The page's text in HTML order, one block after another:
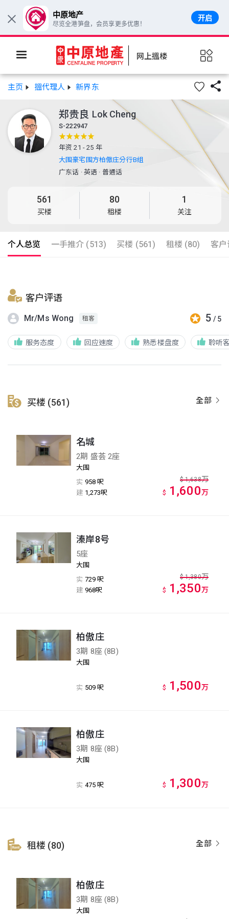
网上搵楼
主页 搵代理人 新界东 
郑贵良 Lok Cheng
S-222947
年资 21 - 25 年
大围豪宅围方柏傲庄分行B组
广东话 ·英语 · 普通话
561
买楼
80
租楼
1
关注
个人总览 一手推介 (513) 买楼 (561) 租楼 (80) 客
客户评语
Mr/Ms Wong 租客 5 / 5
服务态度 回应速度 熟悉楼盘度 聆听
全部
买楼 (561)
名城
2期 盛荟 2座
大围
实 958 呎
建 1,273呎
$ 1,638万
$ 1,600万
溱岸8号
5座
大围
实 729 呎
建 968呎
$ 1,380万
$ 1,350万
柏傲庄
3期 8座 (8B)
大围
实 509 呎 $ 1,500万
柏傲庄
3期 8座 (8B)
大围
实 475 呎 $ 1,300万
全部
租楼 (80)
柏傲庄
3期 8座 (8B)
大围
× 中原地产
尽览全港笋盘，会员享更多优惠！
开启